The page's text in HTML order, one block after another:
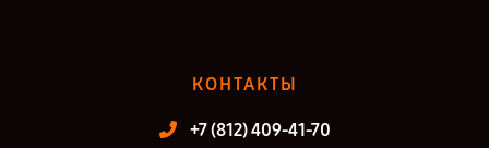
КОНТАКТЫ
+7 (812) 409-41-70